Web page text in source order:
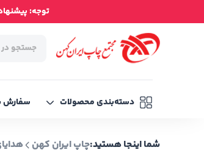
توجه:
دسته‌بندی محصولات سفارش
شما اینجا هستید:چاپ ایران کهن